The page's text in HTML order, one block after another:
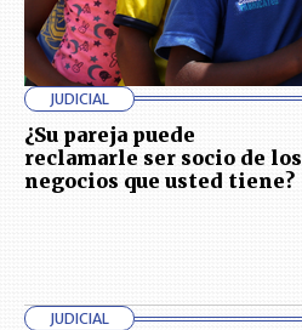
JUDICIAL
¿Su pareja puede
reclamarle ser socio de los
negocios que usted tiene?
JUDICIAL